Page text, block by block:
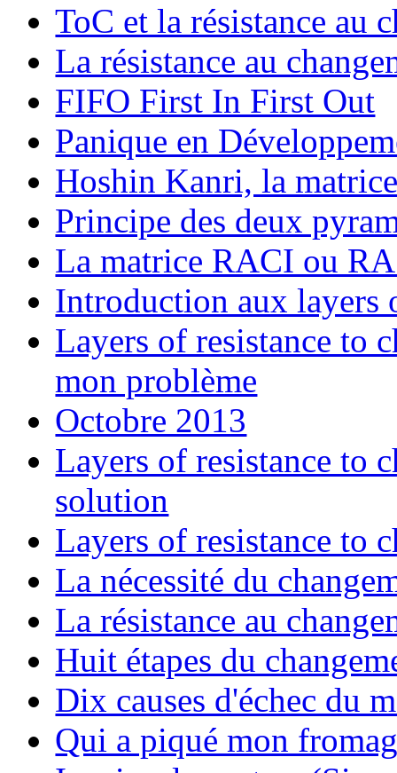
ToC et la résistance au
La résistance au
FIFO First In First Out
Panique en
Hoshin Kanri, la
Principe des deux
La matrice RACI ou
Introduction aux layers
Layers of resistance to
mon problème
Octobre 2013
Layers of resistance to
solution
Layers of resistance to
La nécessité du
La résistance au
Huit étapes du
Dix causes d'échec du
Qui a piqué mon